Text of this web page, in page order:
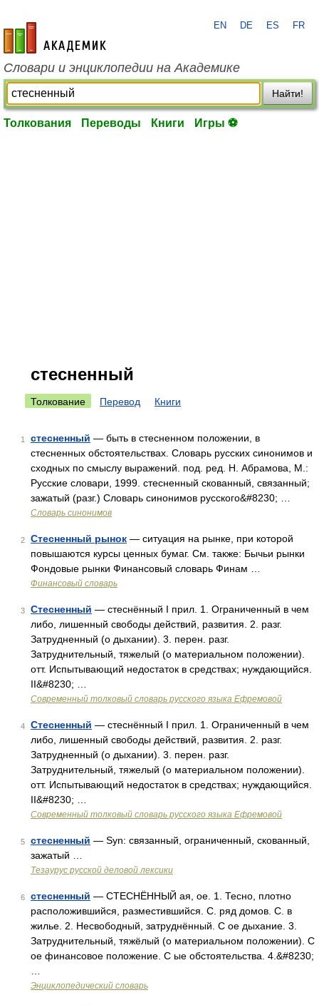
academic.ru
EN DE ES FR
Словари и энциклопедии на Академике
Найти!
Толкования Переводы Книги Игры ⚽
стесненный
Толкование Перевод Книги
1 стесненный — быть в стесненном положении, в
стесненных обстоятельствах. Словарь русских синонимов и
сходных по смыслу выражений. под. ред. Н. Абрамова, М.:
Русские словари, 1999. стесненный скованный, связанный;
зажатый (разг.) Словарь синонимов русского&#8230; …
Словарь синонимов
2 Стесненный рынок — ситуация на рынке, при которой
повышаются курсы ценных бумаг. См. также: Бычьи рынки
Фондовые рынки Финансовый словарь Финам …
Финансовый словарь
3 Стесненный — стеснённый I прил. 1. Ограниченный в чем
либо, лишенный свободы действий, развития. 2. разг.
Затрудненный (о дыхании). 3. перен. разг.
Затруднительный, тяжелый (о материальном положении).
отт. Испытывающий недостаток в средствах; нуждающийся.
II&#8230; …
Современный толковый словарь русского языка Ефремовой
4 Стесненный — стеснённый I прил. 1. Ограниченный в чем
либо, лишенный свободы действий, развития. 2. разг.
Затрудненный (о дыхании). 3. перен. разг.
Затруднительный, тяжелый (о материальном положении).
отт. Испытывающий недостаток в средствах; нуждающийся.
II&#8230; …
Современный толковый словарь русского языка Ефремовой
5 стесненный — Syn: связанный, ограниченный, скованный,
зажатый …
Тезаурус русской деловой лексики
6 стесненный — СТЕСНЁННЫЙ ая, ое. 1. Тесно, плотно
расположившийся, разместившийся. С. ряд домов. С. в
жилье. 2. Несвободный, затруднённый. С ое дыхание. 3.
Затруднительный, тяжёлый (о материальном положении). С
ое финансовое положение. С ые обстоятельства. 4.&#8230;
Энциклопедический словарь